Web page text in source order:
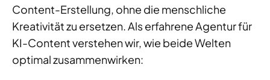
Content-Erstellung, ohne die menschliche
Kreativität zu ersetzen. Als erfahrene Agentur für
KI-Content verstehen wir, wie beide Welten
optimal zusammenwirken: